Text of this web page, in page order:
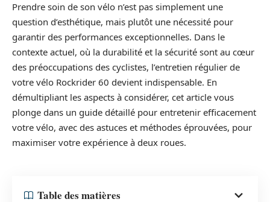
Prendre soin de son vélo n’est pas simplement une
question d’esthétique, mais plutôt une nécessité pour
garantir des performances exceptionnelles. Dans le
contexte actuel, où la durabilité et la sécurité sont au cœur
des préoccupations des cyclistes, l’entretien régulier de
votre vélo Rockrider 60 devient indispensable. En
démultipliant les aspects à considérer, cet article vous
plonge dans un guide détaillé pour entretenir efficacement
votre vélo, avec des astuces et méthodes éprouvées, pour
maximiser votre expérience à deux roues.
Table des matières